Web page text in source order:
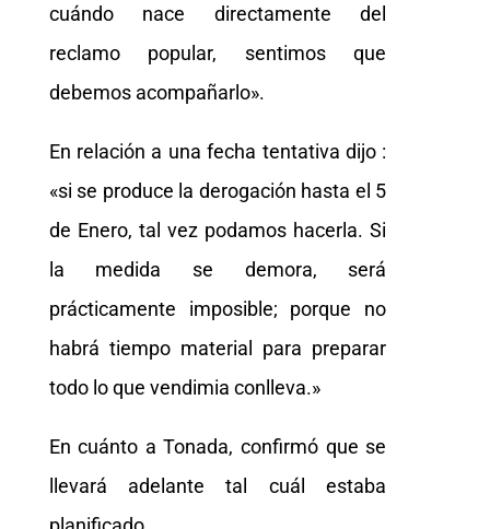
cuándo nace directamente del
reclamo popular, sentimos que
debemos acompañarlo».
En relación a una fecha tentativa dijo :
«si se produce la derogación hasta el 5
de Enero, tal vez podamos hacerla. Si
la medida se demora, será
prácticamente imposible; porque no
habrá tiempo material para preparar
todo lo que vendimia conlleva.»
En cuánto a Tonada, confirmó que se
llevará adelante tal cuál estaba